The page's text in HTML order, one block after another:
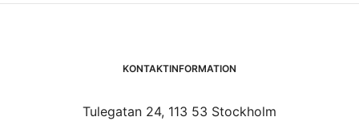
KONTAKTINFORMATION
Tulegatan 24, 113 53 Stockholm